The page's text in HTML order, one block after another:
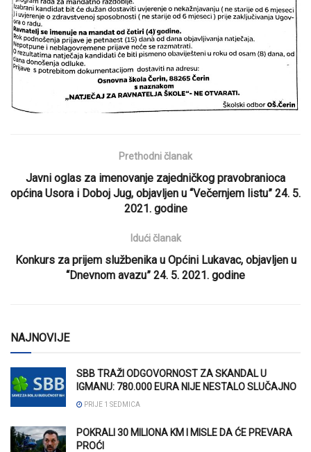
Prethodni članak
Javni oglas za imenovanje zajedničkog pravobranioca
općina Usora i Doboj Jug, objavljen u “Večernjem listu” 24. 5.
2021. godine
Idući članak
Konkurs za prijem službenika u Općini Lukavac, objavljen u
“Dnevnom avazu” 24. 5. 2021. godine
NAJNOVIJE
SBB TRAŽI ODGOVORNOST ZA SKANDAL U
IGMANU: 780.000 EURA NIJE NESTALO SLUČAJNO
PRIJE 1 SEDMICA
POKRALI 30 MILIONA KM I MISLE DA ĆE PREVARA
PROĆI